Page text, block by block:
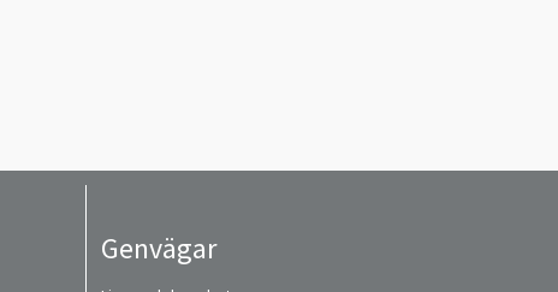
Genvägar